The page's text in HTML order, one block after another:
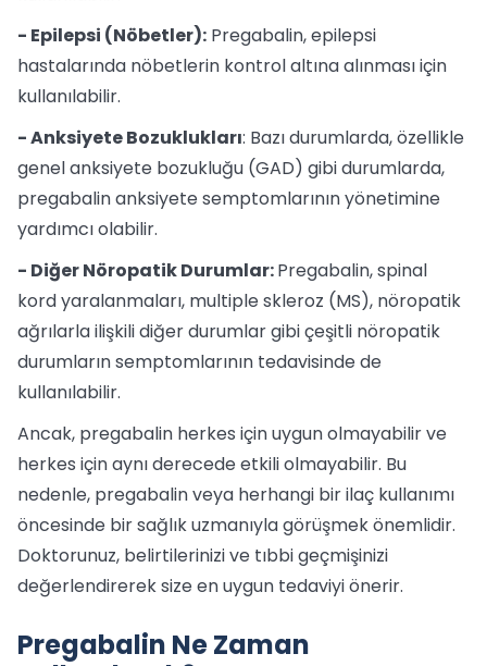
- Epilepsi (Nöbetler): Pregabalin, epilepsi
hastalarında nöbetlerin kontrol altına alınması için
kullanılabilir.
- Anksiyete Bozuklukları: Bazı durumlarda, özellikle
genel anksiyete bozukluğu (GAD) gibi durumlarda,
pregabalin anksiyete semptomlarının yönetimine
yardımcı olabilir.
- Diğer Nöropatik Durumlar:Pregabalin, spinal
kord yaralanmaları, multiple skleroz (MS), nöropatik
ağrılarla ilişkili diğer durumlar gibi çeşitli nöropatik
durumların semptomlarının tedavisinde de
kullanılabilir.
Ancak, pregabalin herkes için uygun olmayabilir ve
herkes için aynı derecede etkili olmayabilir. Bu
nedenle, pregabalin veya herhangi bir ilaç kullanımı
öncesinde bir sağlık uzmanıyla görüşmek önemlidir.
Doktorunuz, belirtilerinizi ve tıbbi geçmişinizi
değerlendirerek size en uygun tedaviyi önerir.
Pregabalin Ne Zaman